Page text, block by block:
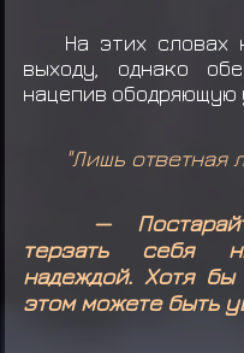
На этих словах
выходу, однако
нацепив ободряющую
"Лишь ответная
—
терзать себя
надеждой. Хотя
этом можете быть